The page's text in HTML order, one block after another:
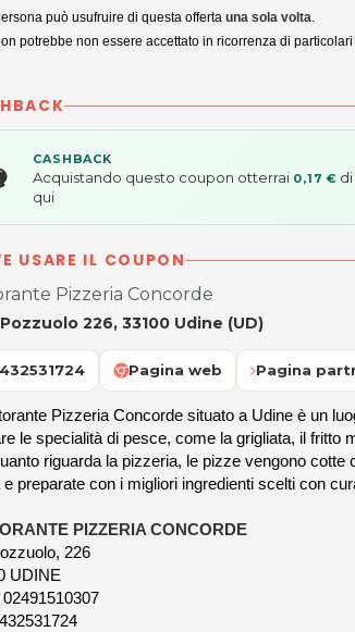
può usufruire di questa offerta una sola volta.
potrebbe non essere accettato in ricorrenza di
CASHBACK
Acquistando questo coupon otterrai 0,17 €
qui
USARE IL COUPON
Pizzeria Concorde
226, 33100 Udine (UD)
Pagina web Pagina
Pizzeria Concorde situato a Udine è un
le specialità di pesce, come la grigliata, il fritto
riguarda la pizzeria, le pizze vengono cotte
e preparate con i migliori ingredienti scelti con
PIZZERIA CONCORDE
226
UDINE
02491510307